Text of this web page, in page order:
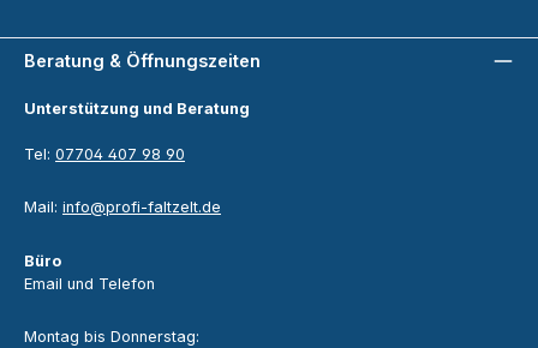
Beratung & Öffnungszeiten
Unterstützung und Beratung
Tel: 07704 407 98 90
Mail: info@profi-faltzelt.de
Büro
Email und Telefon
Montag bis Donnerstag: